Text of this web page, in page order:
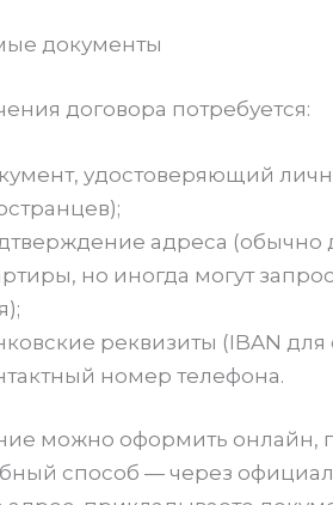
документы
договора потребуется:
удостоверяющий
адреса (обычно
но иногда могут
реквизиты (IBAN
номер телефона.
можно оформить онлайн,
способ — через